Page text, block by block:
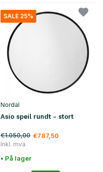
SALE 25%
Nordal
Asio speil rundt - stort
€1.050,00 €787,50
Inkl. mva
• På lager